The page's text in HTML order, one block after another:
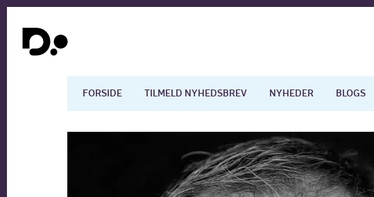
FORSIDE TILMELD NYHEDSBREV NYHEDER BLOGS
Digitalisering